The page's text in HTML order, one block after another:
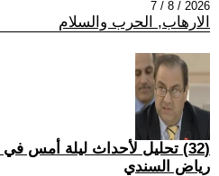
2026 / 8 / 7
الارهاب, الحرب والسلام
(32) تحليل لأحداث ليلة أمس في العراق
رياض السندي